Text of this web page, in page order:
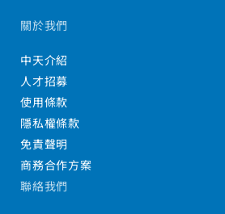
關於我們
中天介紹
人才招募
使用條款
隱私權條款
免責聲明
商務合作方案
聯絡我們